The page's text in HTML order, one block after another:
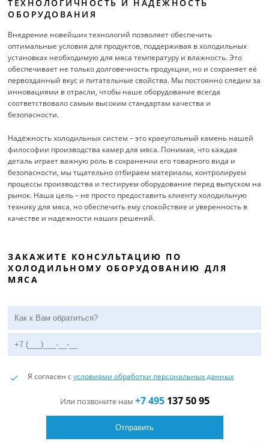
ТЕХНОЛОГИЧНОСТЬ И НАДЕЖНОСТЬ
ОБОРУДОВАНИЯ
Внедрение новейших технологий позволяет обеспечить
оптимальные условия для продуктов, поддерживая в холодильных
установках необходимую для мяса температуру и влажность. Это
обеспечивает не только долговечность продукции, но и сохраняет её
первозданный вкус и питательные свойства. Мы постоянно следим за
инновациями в отрасли, чтобы наше оборудование всегда
соответствовало самым высоким стандартам качества и
безопасности.
Надёжность холодильных систем – это краеугольный камень нашей
философии производства камер для мяса. Понимая, что каждая
деталь играет важную роль в сохранении его товарного вида и
безопасности, мы тщательно отбираем материалы, контролируем
процессы производства и тестируем оборудование перед выпуском на
рынок. Наша цель – не просто предоставить клиенту холодильную
технику для мяса, но обеспечить ему спокойствие и уверенность в
качестве и надежности наших решений.
ЗАКАЖИТЕ КОНСУЛЬТАЦИЮ ПО
ХОЛОДИЛЬНОМУ ОБОРУДОВАНИЮ ДЛЯ
МЯСА
Я согласен сусловиями обработки персональных данных
Или позвоните нам +7 495137 50 95